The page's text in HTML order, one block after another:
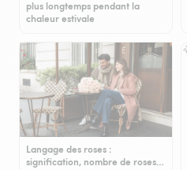
plus longtemps pendant la
chaleur estivale
Langage des roses :
signification, nombre de roses…